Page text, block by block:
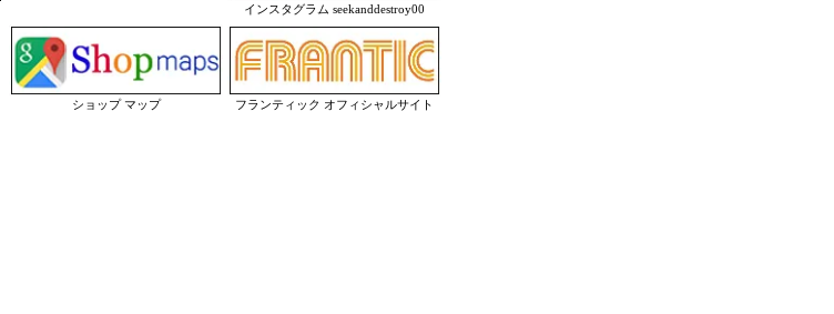
インスタグラム seekanddestroy00
ショップ マップ フランティック オフィシャルサイト